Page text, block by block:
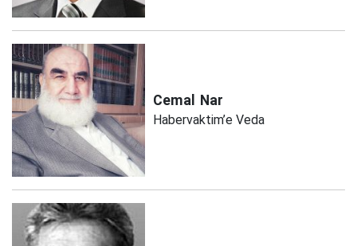
Cemal Nar
Habervaktim’e Veda